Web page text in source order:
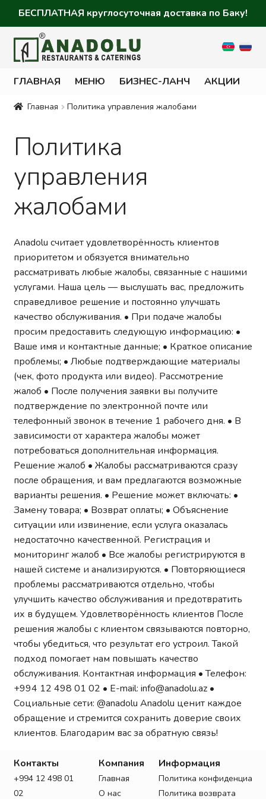
БЕСПЛАТНАЯ круглосуточная доставка по Баку!
ГЛАВНАЯ МЕНЮ БИЗНЕС-ЛАНЧ АКЦИИ
Главная Политика управления жалобами
Политика
управления
жалобами
Anadolu считает удовлетворённость клиентов
приоритетом и обязуется внимательно
рассматривать любые жалобы, связанные с нашими
услугами. Наша цель — выслушать вас, предложить
справедливое решение и постоянно улучшать
качество обслуживания. • При подаче жалобы
просим предоставить следующую информацию: •
Ваше имя и контактные данные; • Краткое описание
проблемы; • Любые подтверждающие материалы
(чек, фото продукта или видео). Рассмотрение
жалоб • После получения заявки вы получите
подтверждение по электронной почте или
телефонный звонок в течение 1 рабочего дня. • В
зависимости от характера жалобы может
потребоваться дополнительная информация.
Решение жалоб • Жалобы рассматриваются сразу
после обращения, и вам предлагаются возможные
варианты решения. • Решение может включать: •
Замену товара; • Возврат оплаты; • Объяснение
ситуации или извинение, если услуга оказалась
недостаточно качественной. Регистрация и
мониторинг жалоб • Все жалобы регистрируются в
нашей системе и анализируются. • Повторяющиеся
проблемы рассматриваются отдельно, чтобы
улучшить качество обслуживания и предотвратить
их в будущем. Удовлетворённость клиентов После
решения жалобы с клиентом связываются повторно,
чтобы убедиться, что результат его устроил. Такой
подход помогает нам повышать качество
обслуживания. Контактная информация • Телефон:
+994 12 498 01 02 • E-mail: info@anadolu.az•
Социальные сети: @anadolu Anadolu ценит каждое
обращение и стремится сохранить доверие своих
клиентов. Благодарим вас за обратную связь!
Контакты
+994 12 498 01
02
Компания
Главная
О нас
Информация
Политика
Политика возврата